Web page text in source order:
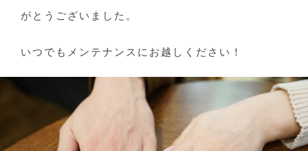
がとうございました。
いつでもメンテナンスにお越しください！